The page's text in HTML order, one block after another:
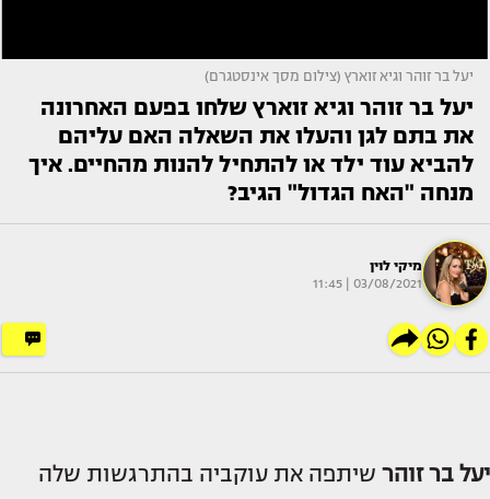
יעל בר זוהר וגיא זוארץ (צילום מסך אינסטגרם)
יעל בר זוהר וגיא זוארץ שלחו בפעם האחרונה
את בתם לגן והעלו את השאלה האם עליהם
להביא עוד ילד או להתחיל להנות מהחיים. איך
מנחה "האח הגדול" הגיב?
מיקי לוין
03/08/2021 | 11:45
יעל בר זוהר שיתפה את עוקביה בהתרגשות שלה